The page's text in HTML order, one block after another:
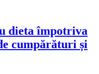
dieta împotriva
cumpărături și